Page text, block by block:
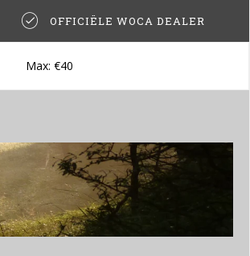
OFFICIËLE WOCA DEALER
Max: €40